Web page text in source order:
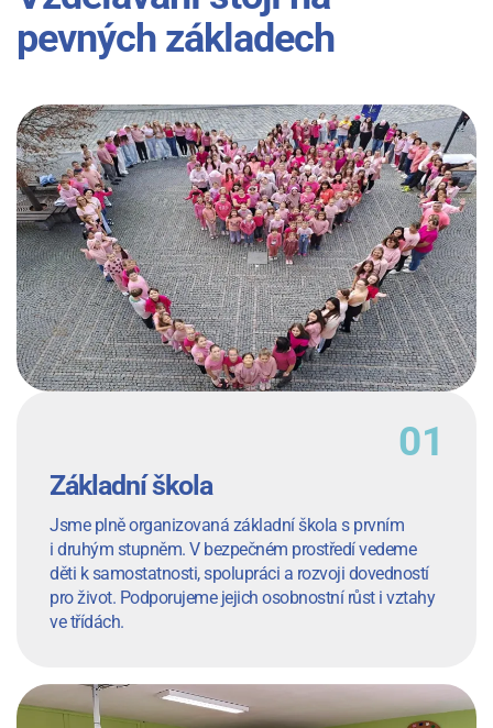
pevných základech
Základní škola
Jsme plně organizovaná základní škola s prvním
i druhým stupněm. V bezpečném prostředí vedeme
děti k samostatnosti, spolupráci a rozvoji dovedností
pro život. Podporujeme jejich osobnostní růst i vztahy
ve třídách.